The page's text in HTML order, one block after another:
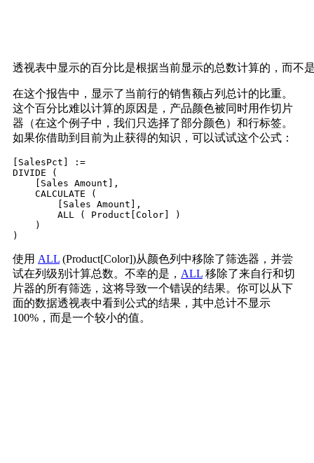
透视表中显示的百分比是根据当前显示的总数计算的，而不
在这个报告中，显示了当前行的销售额占列总计的比重。
这个百分比难以计算的原因是，产品颜色被同时用作切片
器（在这个例子中，我们只选择了部分颜色）和行标签。
如果你借助到目前为止获得的知识，可以试试这个公式：
[SalesPct] :=
DIVIDE (
    [Sales Amount],
    CALCULATE (
        [Sales Amount],
        ALL ( Product[Color] )
    )
使用 ALL (Product[Color])从颜色列中移除了筛选器，并尝
试在列级别计算总数。不幸的是， ALL 移除了来自行和切
片器的所有筛选，这将导致一个错误的结果。你可以从下
面的数据透视表中看到公式的结果，其中总计不显示
100%，而是一个较小的值。